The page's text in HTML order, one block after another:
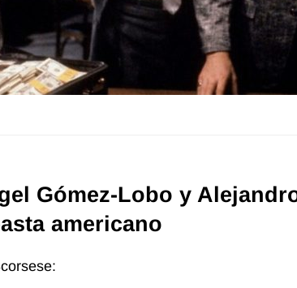
Gómez-Lobo y
americano